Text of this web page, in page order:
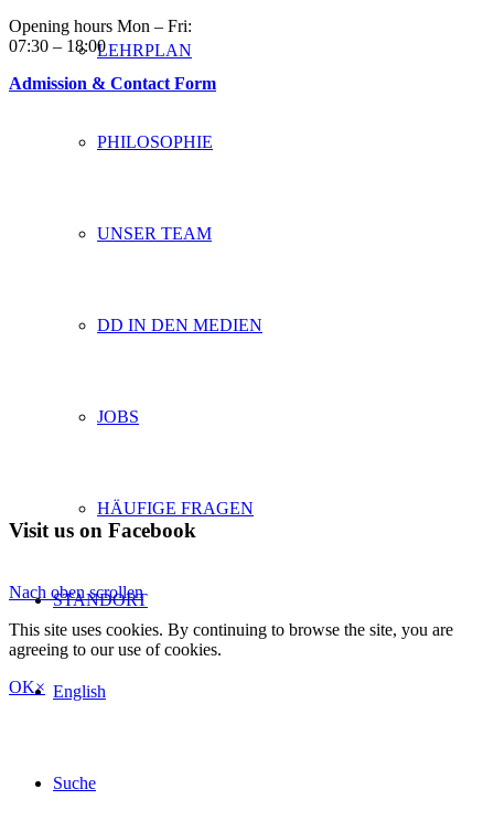
LEHRPLAN
PHILOSOPHIE
UNSER TEAM
DD IN DEN MEDIEN
JOBS
HÄUFIGE FRAGEN
STANDORT
English
Suche
Opening hours Mon – Fri:
07:30 – 18:00
Admission & Contact Form
Visit us on Facebook
Nach oben scrollen
This site uses cookies. By continuing to browse the site, you are
agreeing to our use of cookies.
OK×